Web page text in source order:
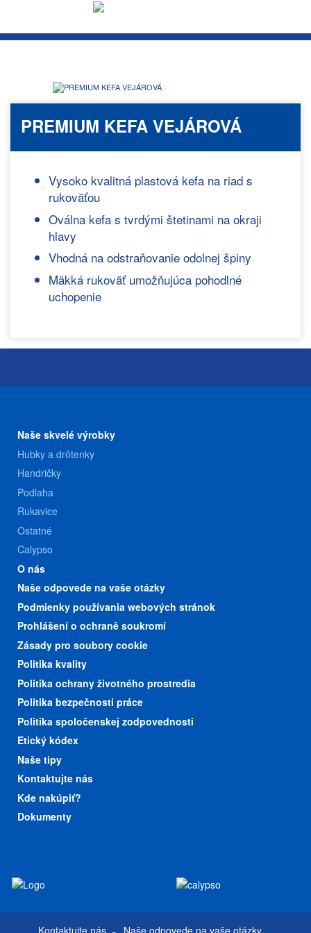
PREMIUM KEFA VEJÁROVÁ
Vysoko kvalitná plastová kefa na riad s
rukoväťou
Oválna kefa s tvrdými štetinami na okraji
hlavy
Vhodná na odstraňovanie odolnej špiny
Mäkká rukoväť umožňujúca pohodlné
uchopenie
Naše skvelé výrobky
Hubky a drôtenky
Handričky
Podlaha
Rukavice
Ostatné
Calypso
O nás
Naše odpovede na vaše otázky
Podmienky používania webových stránok
Prohlášení o ochraně soukromí
Zásady pro soubory cookie
Politika kvality
Politika ochrany životného prostredia
Politika bezpečnosti práce
Politika spoločenskej zodpovednosti
Etický kódex
Naše tipy
Kontaktujte nás
Kde nakúpiť?
Dokumenty
Kontaktujte nás Naše odpovede na vaše otázky